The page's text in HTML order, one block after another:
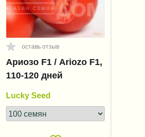
оставь отзыв
Ариозо F1 / Ariozo F1,
110-120 дней
Lucky Seed